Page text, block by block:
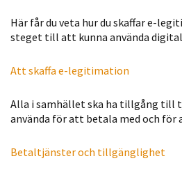
Här får du veta hur du skaffar e-
steget till att kunna använda
Att skaffa e-legitimation
Alla i samhället ska ha tillgång till
använda för att betala med och
Betaltjänster och tillgänglighet